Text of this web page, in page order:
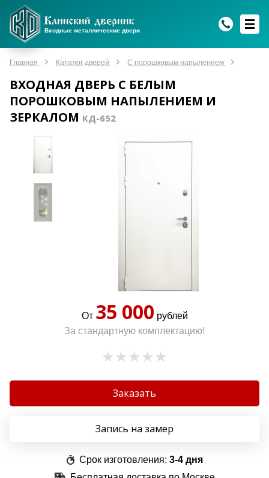
Входные металлические двери
Главная Каталог дверей С порошковым напылением
ВХОДНАЯ ДВЕРЬ С БЕЛЫМ
ПОРОШКОВЫМ НАПЫЛЕНИЕМ И
ЗЕРКАЛОМ КД-652
От 35 000 рублей
За стандартную комплектацию!
Заказать
Запись на замер
Срок изготовления: 3-4 дня
Max
Мы онлайн!
WhatsApp
Мы онлайн!
Telegram
Мы онлайн!
Max
Мы онлайн!
WhatsApp
Мы онлайн!